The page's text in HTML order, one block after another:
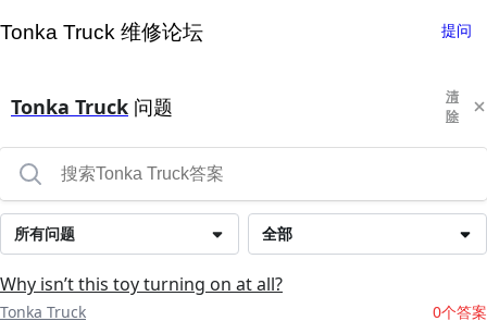
Tonka Truck 维修论坛 提问
Tonka Truck 问题
清
除
全部
所有问题
Why isn’t this toy turning on at all?
Tonka Truck 0个答案